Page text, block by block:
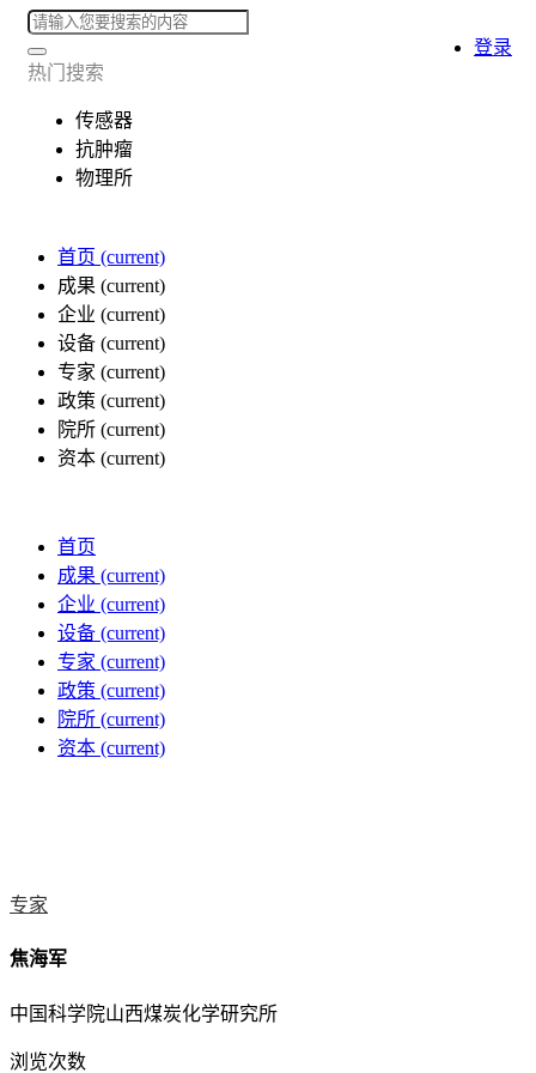
热门搜索
传感器
抗肿瘤
物理所
首页 (current)
成果 (current)
企业 (current)
设备 (current)
专家 (current)
政策 (current)
院所 (current)
资本 (current)
登录
首页
成果 (current)
企业 (current)
设备 (current)
专家 (current)
政策 (current)
院所 (current)
资本 (current)
专家
焦海军
中国科学院山西煤炭化学研究所
浏览次数